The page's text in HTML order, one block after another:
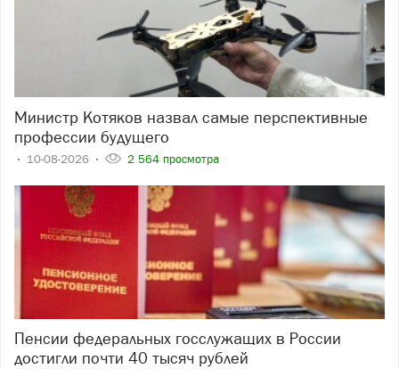
Министр Котяков назвал самые перспективные
профессии будущего
10-08-2026 2 564 просмотра
Пенсии федеральных госслужащих в России
достигли почти 40 тысяч рублей